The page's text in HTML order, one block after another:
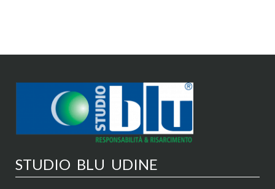
STUDIO BLU UDINE